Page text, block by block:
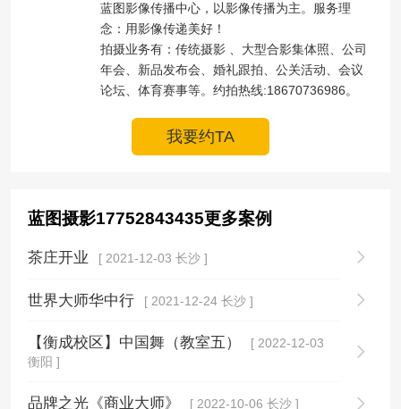
蓝图影像传播中心，以影像传播为主。服务理
念：用影像传递美好！
拍摄业务有：传统摄影 、大型合影集体照、公司
年会、新品发布会、婚礼跟拍、公关活动、会议
论坛、体育赛事等。约拍热线:18670736986。
我要约TA
蓝图摄影17752843435更多案例
茶庄开业 [ 2021-12-03 长沙 ]
世界大师华中行 [ 2021-12-24 长沙 ]
【衡成校区】中国舞（教室五）
[ 2022-12-03
衡阳 ]
品牌之光《商业大师》 [ 2022-10-06 长沙 ]